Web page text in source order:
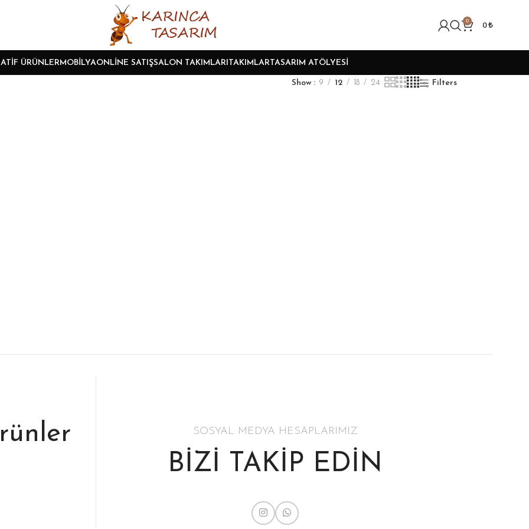
0 0₺
ÜRÜNLERMOBILYAONLINE SATIŞSALON TAKIMLARI TAKIMLARTASARIM ATÖLYESI
Show 9 12 18 24 Filters
SOSYAL MEDYA HESAPLARIMIZ
BİZİ TAKİP EDİN